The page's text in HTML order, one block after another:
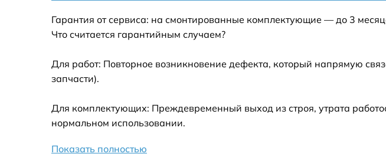
Гарантия от сервиса: на смонтированные комплектующие — до 3
Что считается гарантийным случаем?
Для работ: Повторное возникновение дефекта, который напрямую
запчасти).
Для комплектующих: Преждевременный выход из строя, утрата
нормальном использовании.
Показать полностью